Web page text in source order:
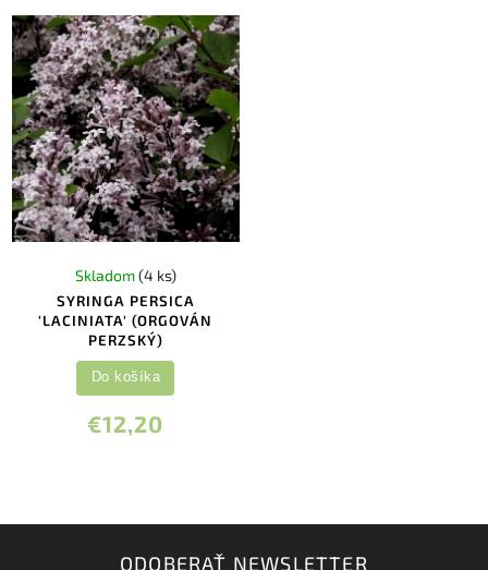
SYRINGA PERSICA
'LACINIATA' (ORGOVÁN
PERZSKÝ)
Skladom(4 ks)
€12,20
Do košíka
ODOBERAŤ NEWSLETTER